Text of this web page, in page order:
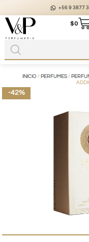
+56 9 3877
$0
INICIO / PERFUMES/
-42%